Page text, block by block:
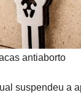
antiaborto
suspendeu a